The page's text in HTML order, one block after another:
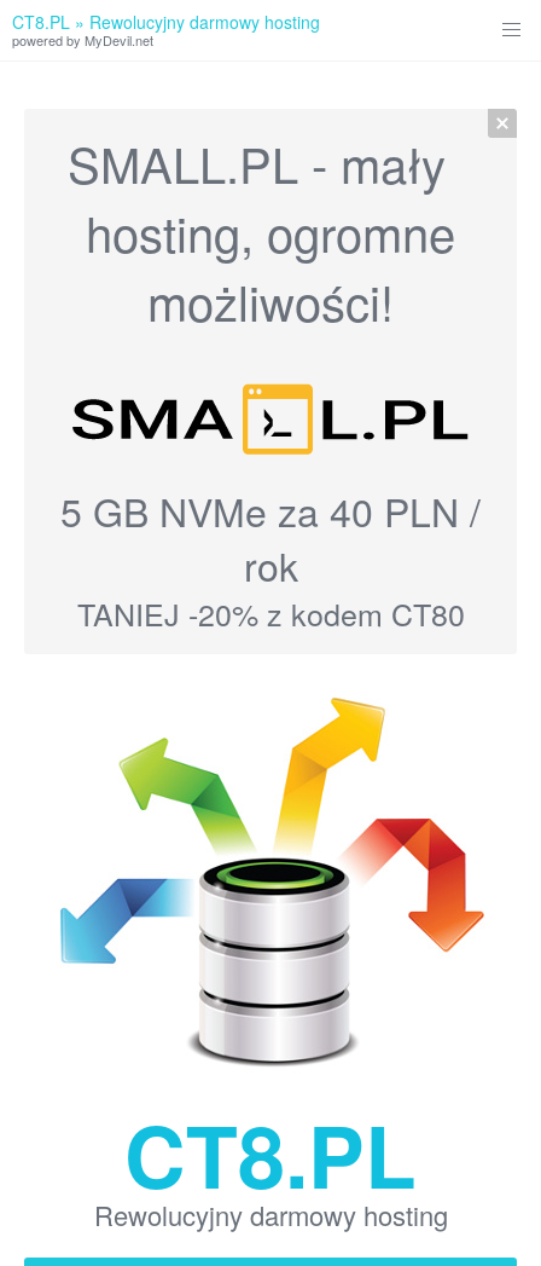
CT8.PL » Rewolucyjny darmowy hosting
powered by MyDevil.net
SMALL.PL - mały
hosting, ogromne
możliwości!
5 GB NVMe za 40 PLN /
rok
TANIEJ -20% z kodem CT80
CT8.PL
Rewolucyjny darmowy hosting